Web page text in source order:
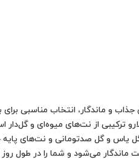
از نت‌های میوه‌ای و گل‌دار
گل یاس و گل صدتومانی و نت‌های
ماندگار می‌شود و شما را در طول